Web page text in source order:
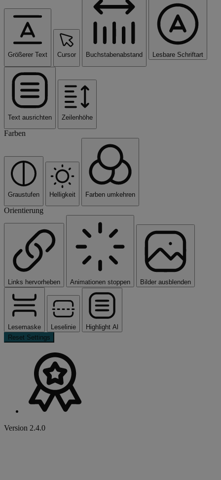
Größerer Text Cursor Buchstabenabstand Lesbare Schriftart
Text ausrichten Zeilenhöhe
Farben
Graustufen Helligkeit Farben umkehren
Orientierung
Links hervorheben Animationen stoppen Bilder ausblenden
Lesemaske Leselinie
Highlight Al
Reset Settings
Version 2.4.0